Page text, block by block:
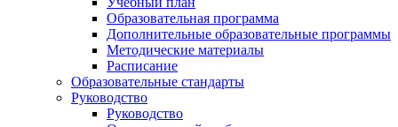
Образовательная программа
Дополнительные образовательные программы
Методические материалы
Расписание
Образовательные стандарты
Руководство
Руководство